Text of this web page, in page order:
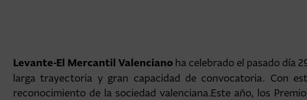
Levante-El Mercantil Valenciano ha celebrado el pasado día
larga trayectoria y gran capacidad de convocatoria. Con
reconocimiento de la sociedad valenciana.Este año, los